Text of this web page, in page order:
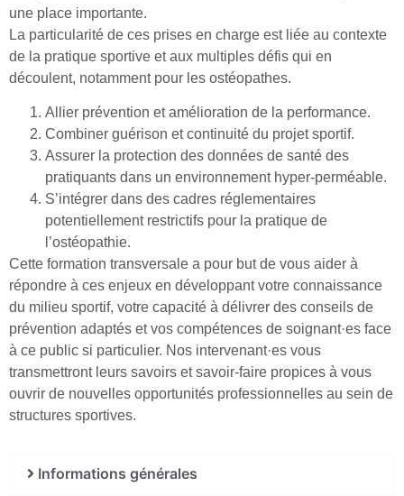
une place importante.
La particularité de ces prises en charge est liée au contexte
de la pratique sportive et aux multiples défis qui en
découlent, notamment pour les ostéopathes.
Allier prévention et amélioration de la performance.
Combiner guérison et continuité du projet sportif.
Assurer la protection des données de santé des
pratiquants dans un environnement hyper-perméable.
S’intégrer dans des cadres réglementaires
potentiellement restrictifs pour la pratique de
l’ostéopathie.
Cette formation transversale a pour but de vous aider à
répondre à ces enjeux en développant votre connaissance
du milieu sportif, votre capacité à délivrer des conseils de
prévention adaptés et vos compétences de soignant·es face
à ce public si particulier. Nos intervenant·es vous
transmettront leurs savoirs et savoir-faire propices à vous
ouvrir de nouvelles opportunités professionnelles au sein de
structures sportives.
Informations générales